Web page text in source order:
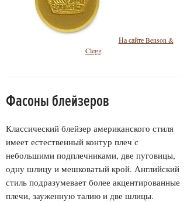
На сайте Benson &
Clegg
Фасоны блейзеров
Классический блейзер американского стиля
имеет естественный контур плеч с
небольшими подплечниками, две пуговицы,
одну шлицу и мешковатый крой. Английский
стиль подразумевает более акцентированные
плечи, зауженную талию и две шлицы.